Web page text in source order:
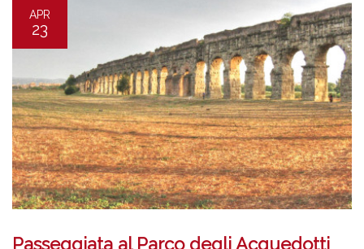
APR
23
Passeggiata al Parco degli Acquedotti